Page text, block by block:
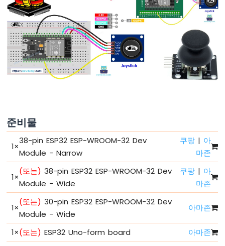
없
이
깜
박
이
기
ESP32
마
파
이
LED
이
ESP32
마
준비물
1×
38-pin ESP32 ESP-WROOM-32 Dev
Module - Narrow
쿠팡 | 아
마존
1×
(또는) 38-pin ESP32 ESP-WROOM-32 Dev
Module - Wide
쿠팡 | 아
마존
1×
(또는) 30-pin ESP32 ESP-WROOM-32 Dev
Module - Wide
아마존
1×(또는) ESP32 Uno-form board
아마존